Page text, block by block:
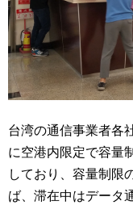
台湾の通信事業者各
に空港内限定で容量
しており、容量制限
ば、滞在中はデータ